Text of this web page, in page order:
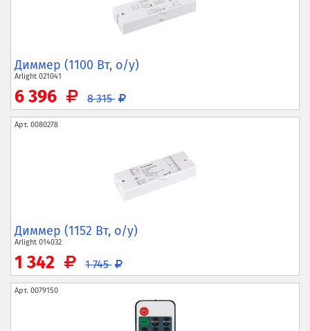
Диммер (1100 Вт, о/у)
Arlight 021041
6 396 8 315
Арт. 0080278
Диммер (1152 Вт, о/у)
Arlight 014032
1 342 1 745
Арт. 0079150